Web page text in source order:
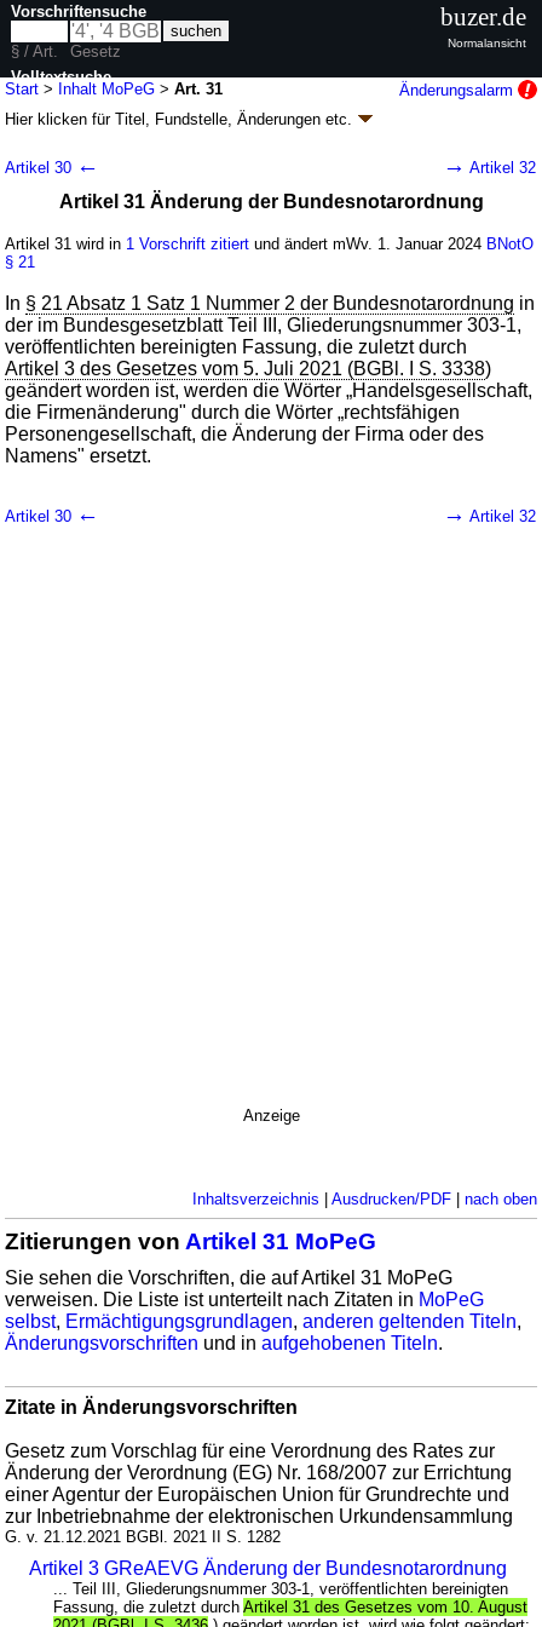
Start > Inhalt MoPeG >Art. 31
Änderungsalarm
Hier klicken fürTitel, Fundstelle, Änderungen etc.
(MoPeG)
G. v. 10.08.2021 BGBl. I S. 3436(Nr. 53); zuletzt geändert durchArtikel 34
Abs. 4 G. v. 22.12.2023
138 Änderungen
| Drucksachen / Entwurf / Begründung |
wird in 136 Vorschriften zitiert
Artikel 30 ← → Artikel 32
Artikel 31 Änderung der Bundesnotarordnung
Artikel 31 wird in 1 Vorschrift zitiert und ändert mWv. 1. Januar 2024 BNotO
§ 21
In § 21 Absatz 1 Satz 1 Nummer 2 der Bundesnotarordnung in
der im Bundesgesetzblatt Teil III, Gliederungsnummer 303-1,
veröffentlichten bereinigten Fassung, die zuletzt durch
Artikel 3 des Gesetzes vom 5. Juli 2021 (BGBl. I S. 3338)
geändert worden ist, werden die Wörter „Handelsgesellschaft,
die Firmenänderung" durch die Wörter „rechtsfähigen
Personengesellschaft, die Änderung der Firma oder des
Namens" ersetzt.
Artikel 30 ← → Artikel 32
Anzeige
Inhaltsverzeichnis | Ausdrucken/PDF| nach oben
Zitierungen von Artikel 31 MoPeG
Sie sehen die Vorschriften, die auf Artikel 31 MoPeG
verweisen. Die Liste ist unterteilt nach Zitaten in MoPeG
selbst, Ermächtigungsgrundlagen,anderen geltenden Titeln,
Änderungsvorschriften und inaufgehobenen Titeln.
Zitate in Änderungsvorschriften
Gesetz zum Vorschlag für eine Verordnung des Rates zur
Änderung der Verordnung (EG) Nr. 168/2007 zur Errichtung
einer Agentur der Europäischen Union für Grundrechte und
zur Inbetriebnahme der elektronischen Urkundensammlung
G. v. 21.12.2021 BGBl. 2021 II S. 1282
Artikel 3 GReAEVG Änderung der Bundesnotarordnung
... Teil III, Gliederungsnummer 303-1, veröffentlichten bereinigten
Fassung, die zuletzt durchArtikel 31 des Gesetzes vom 10. August
Vorschriftensuche
§ / Art.
Gesetz
Volltextsuche
nur in MoPeG
buzer.de
Normalansicht